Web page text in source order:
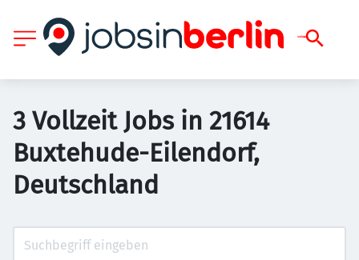
3 Vollzeit Jobs in 21614
Buxtehude-Eilendorf,
Deutschland